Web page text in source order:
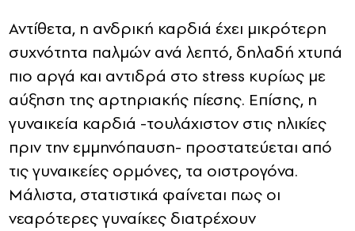
Αντίθετα, η ανδρική καρδιά έχει μικρότερη
συχνότητα παλμών ανά λεπτό, δηλαδή χτυπά
πιο αργά και αντιδρά στο stress κυρίως με
αύξηση της αρτηριακής πίεσης. Επίσης, η
γυναικεία καρδιά -τουλάχιστον στις ηλικίες
πριν την εμμηνόπαυση- προστατεύεται από
τις γυναικείες ορμόνες, τα οιστρογόνα.
Μάλιστα, στατιστικά φαίνεται πως οι
νεαρότερες γυναίκες διατρέχουν